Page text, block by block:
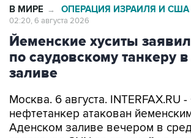
Йеменские хуситы
по саудовскому танкеру в
заливе
Москва. 6 августа. INTERFAX.RU -
Аденском заливе вечером в
телеканал CNN со ссылкой на
движения.